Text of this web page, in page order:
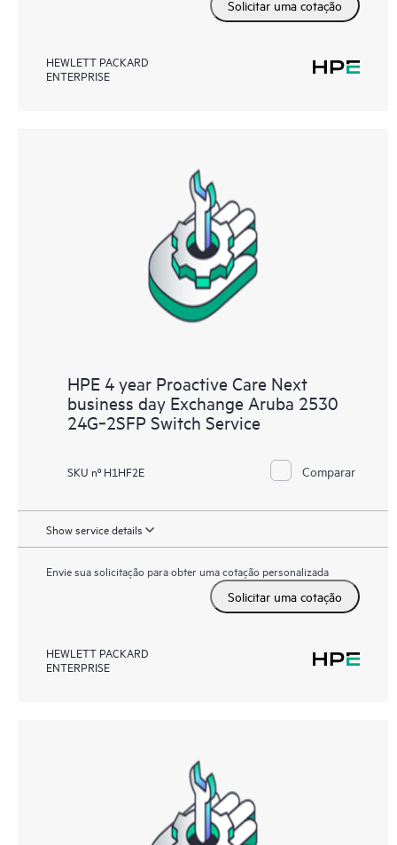
Solicitar uma cotação
HEWLETT PACKARD
ENTERPRISE
HPE 4 year Proactive Care Next
business day Exchange Aruba 2530
24G‑2SFP Switch Service
SKU nº H1HF2E Comparar
Show service details
Envie sua solicitação para obter uma cotação personalizada
Solicitar uma cotação
HEWLETT PACKARD
ENTERPRISE